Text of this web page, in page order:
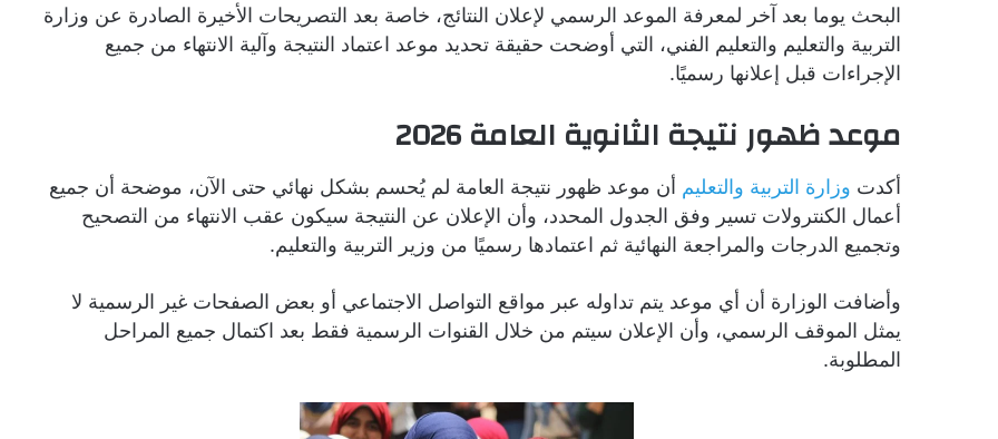
البحث يوما بعد آخر لمعرفة الموعد الرسمي لإعلان النتائج، خاصة بعد التصريحات الأخيرة الصادرة عن وزارة
التربية والتعليم والتعليم الفني، التي أوضحت حقيقة تحديد موعد اعتماد النتيجة وآلية الانتهاء من جميع
الإجراءات قبل إعلانها رسميًا.
موعد ظهور نتيجة الثانوية العامة 2026
أكدت وزارة التربية والتعليم أن موعد ظهور نتيجة العامة لم يُحسم بشكل نهائي حتى الآن، موضحة أن جميع
أعمال الكنترولات تسير وفق الجدول المحدد، وأن الإعلان عن النتيجة سيكون عقب الانتهاء من التصحيح
وتجميع الدرجات والمراجعة النهائية ثم اعتمادها رسميًا من وزير التربية والتعليم.
وأضافت الوزارة أن أي موعد يتم تداوله عبر مواقع التواصل الاجتماعي أو بعض الصفحات غير الرسمية لا
يمثل الموقف الرسمي، وأن الإعلان سيتم من خلال القنوات الرسمية فقط بعد اكتمال جميع المراحل
المطلوبة.